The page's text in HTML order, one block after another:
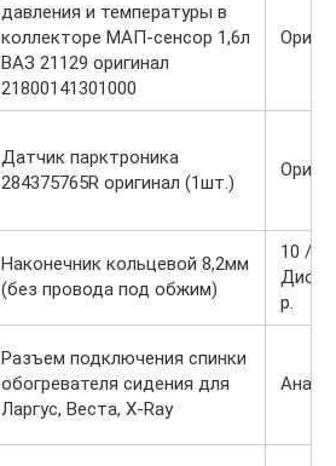
давления и температуры в
коллекторе МАП-сенсор 1,6л
ВАЗ 21129 оригинал
21800141301000
Датчик парктроника
284375765R оригинал (1шт.)
Наконечник кольцевой 8,2мм
(без провода под обжим)
10 / 7
р.
Разъем подключения спинки
обогревателя сидения для
Ларгус, Веста, X-Ray